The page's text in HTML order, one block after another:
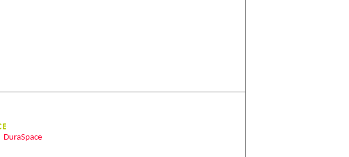
DuraSpace